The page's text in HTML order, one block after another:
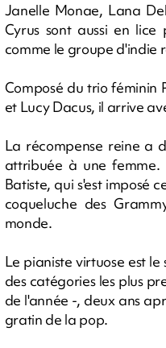
Janelle Monae, Lana
Cyrus sont aussi en
comme le groupe d'indie
Composé du trio féminin
et Lucy Dacus, il arrive
La récompense reine a
attribuée à une femme.
Batiste, qui s'est imposé
coqueluche des
monde.
Le pianiste virtuose est
des catégories les plus
de l'année -, deux ans
gratin de la pop.